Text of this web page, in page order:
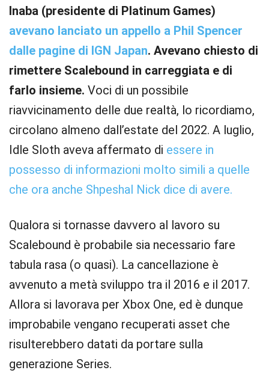
Inaba (presidente di Platinum Games)
avevano lanciato un appello a Phil Spencer
dalle pagine di IGN Japan. Avevano chiesto di
rimettere Scalebound in carreggiata e di
farlo insieme. Voci di un possibile
riavvicinamento delle due realtà, lo ricordiamo,
circolano almeno dall’estate del 2022. A luglio,
Idle Sloth aveva affermato di essere in
possesso di informazioni molto simili a quelle
che ora anche Shpeshal Nick dice di avere.
Qualora si tornasse davvero al lavoro su
Scalebound è probabile sia necessario fare
tabula rasa (o quasi). La cancellazione è
avvenuto a metà sviluppo tra il 2016 e il 2017.
Allora si lavorava per Xbox One, ed è dunque
improbabile vengano recuperati asset che
risulterebbero datati da portare sulla
generazione Series.